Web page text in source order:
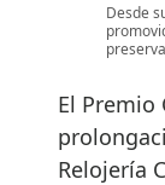
Desde
El Premio
Relojería